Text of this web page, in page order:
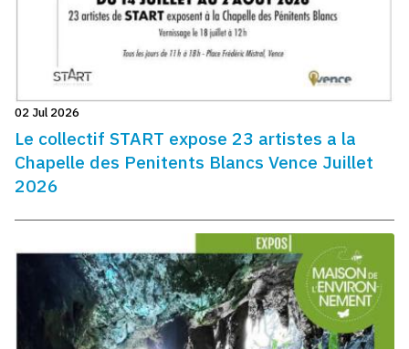
02 Jul 2026
Le collectif START expose 23 artistes a la
Chapelle des Penitents Blancs Vence Juillet
2026